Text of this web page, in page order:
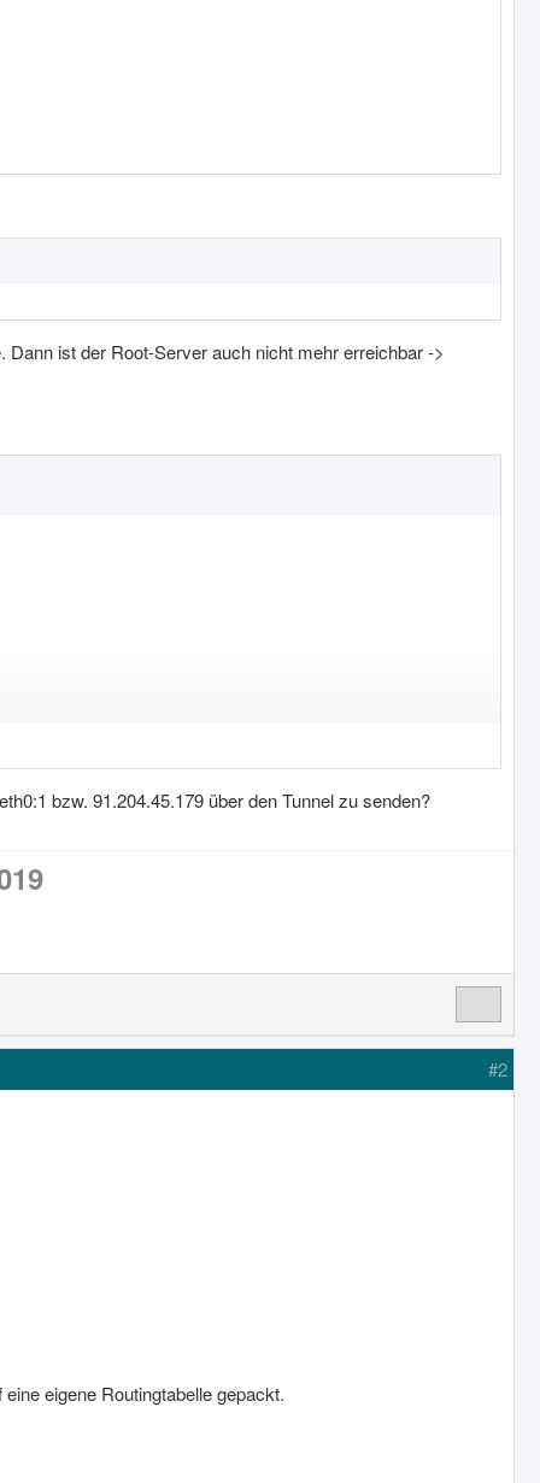
ist der Root-Server auch nicht mehr erreichbar ->
bzw. 91.204.45.179 über den Tunnel zu senden?
#2
eigene Routingtabelle gepackt.